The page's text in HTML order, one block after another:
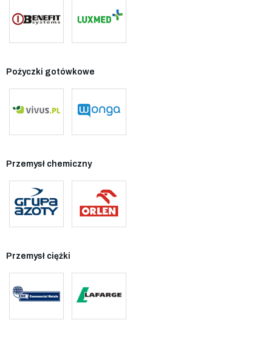
Pożyczki gotówkowe
Przemysł chemiczny
Przemysł ciężki